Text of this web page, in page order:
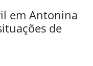
em Antonina
de